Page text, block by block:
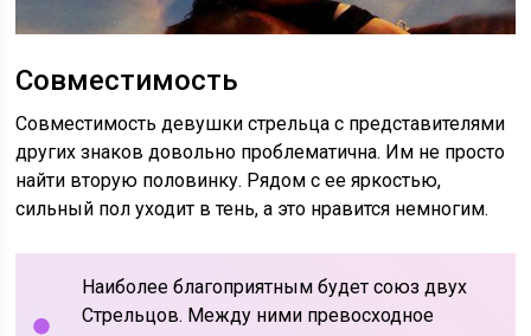
Совместимость
Совместимость девушки стрельца с представителями
других знаков довольно проблематична. Им не просто
найти вторую половинку. Рядом с ее яркостью,
сильный пол уходит в тень, а это нравится немногим.
Наиболее благоприятным будет союз двух
Стрельцов. Между ними превосходное